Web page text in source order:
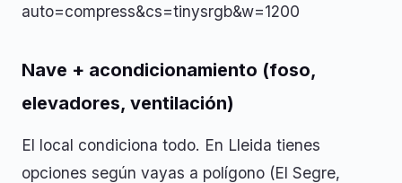
auto=compress&cs=tinysrgb&w=1200
Nave + acondicionamiento (foso,
elevadores, ventilación)
El local condiciona todo. En Lleida tienes
opciones según vayas a polígono (El Segre,